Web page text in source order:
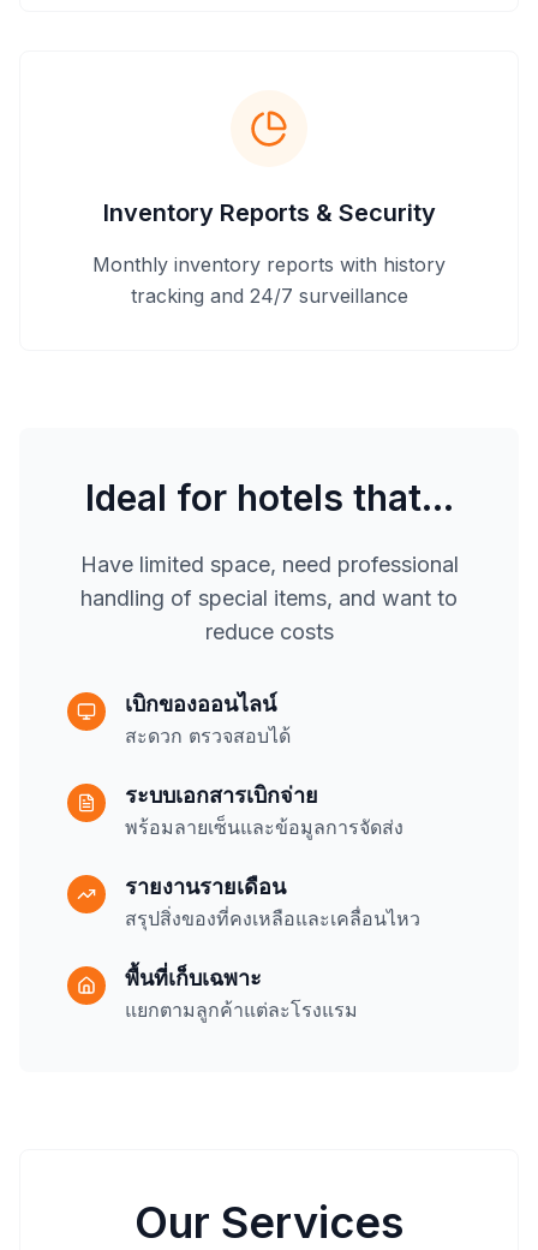
Inventory Reports & Security
Monthly inventory reports with history
tracking and 24/7 surveillance
Ideal for hotels that...
Have limited space, need professional
handling of special items, and want to
reduce costs
เบิกของออนไลน์
สะดวก ตรวจสอบได้
ระบบเอกสารเบิกจ่าย
พร้อมลายเซ็นและข้อมูลการจัดส่ง
รายงานรายเดือน
สรุปสิ่งของที่คงเหลือและเคลื่อนไหว
พื้นที่เก็บเฉพาะ
แยกตามลูกค้าแต่ละโรงแรม
Our Services